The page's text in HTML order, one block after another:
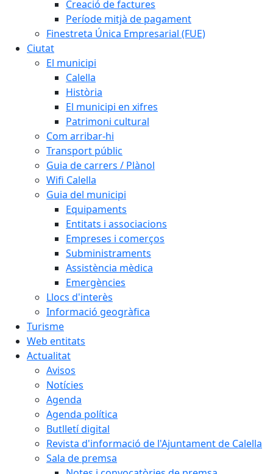
Creació de factures
Període mitjà de pagament
Finestreta Única Empresarial (FUE)
Ciutat
El municipi
Calella
Història
El municipi en xifres
Patrimoni cultural
Com arribar-hi
Transport públic
Guia de carrers / Plànol
Wifi Calella
Guia del municipi
Equipaments
Entitats i associacions
Empreses i comerços
Subministraments
Assistència mèdica
Emergències
Llocs d'interès
Informació geogràfica
Turisme
Web entitats
Actualitat
Avisos
Notícies
Agenda
Agenda política
Butlletí digital
Revista d'informació de l'Ajuntament de Calella
Sala de premsa